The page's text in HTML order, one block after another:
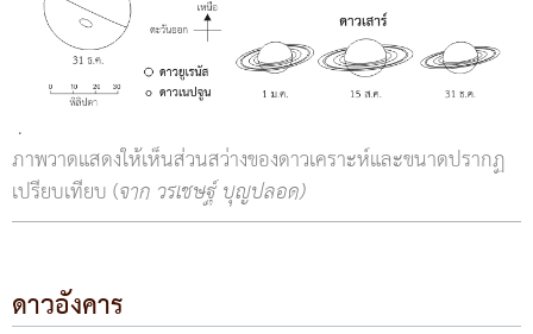
ภาพวาดแสดงให้เห็นส่วนสว่างของดาวเคราะห์และขนาดปรากฏ
เปรียบเทียบ (จาก วรเชษฐ์ บุญปลอด)
ดาวอังคาร